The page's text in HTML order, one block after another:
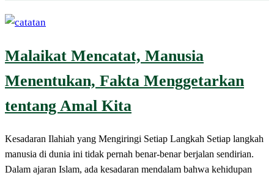
Malaikat Mencatat, Manusia
Menentukan, Fakta Menggetarkan
tentang Amal Kita
Kesadaran Ilahiah yang Mengiringi Setiap Langkah Setiap langkah
manusia di dunia ini tidak pernah benar-benar berjalan sendirian.
Dalam ajaran Islam, ada kesadaran mendalam bahwa kehidupan